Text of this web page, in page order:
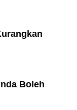
Boleh